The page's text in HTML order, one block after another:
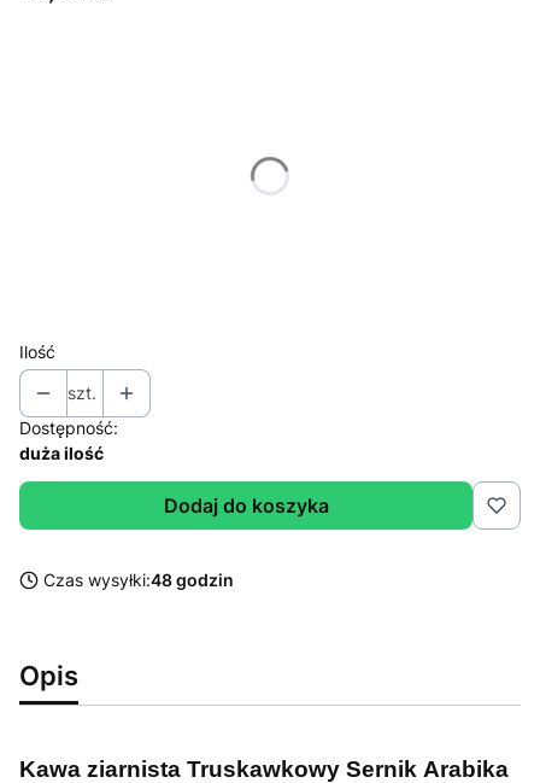
Ilość
szt.
Dostępność:
duża ilość
Dodaj do koszyka
Czas wysyłki:48 godzin
Opis
Kawa ziarnista Truskawkowy Sernik Arabika